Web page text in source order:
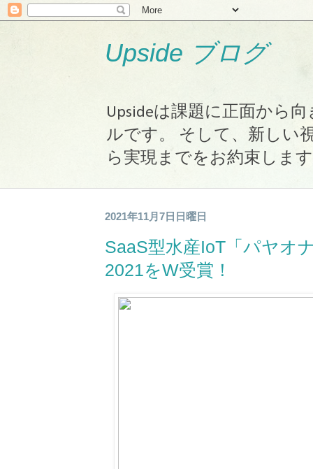
Upside ブログ
Upsideは課題に正面から
ルです。 そして、新しい
ら実現までをお約束しま
2021年11月7日日曜日
SaaS型水産IoT「パヤオ
2021をW受賞！